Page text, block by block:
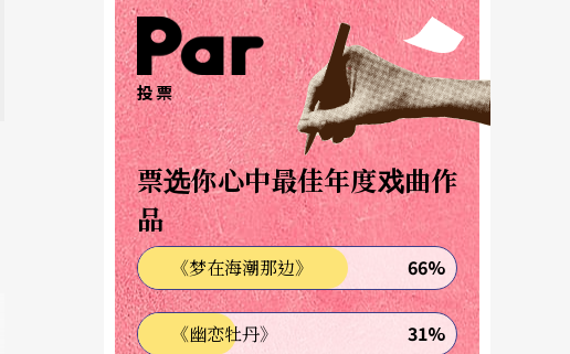
投票
票选你心中最佳年度戏曲作
品
《梦在海潮那边》 66%
《幽恋牡丹》 31%